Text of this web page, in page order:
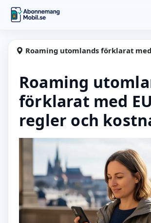
Hoppa till huvudinnehåll
Abonnemangmobil
Roaming utomlands förklarat med EU, regler
Roaming
förklarat med
regler och